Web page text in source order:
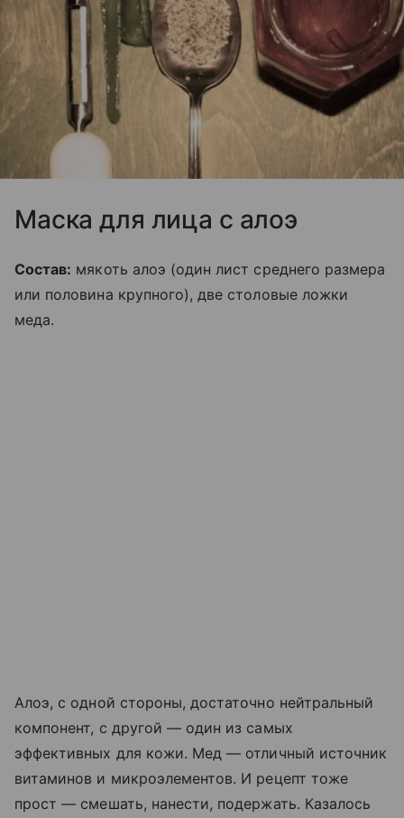
Маска для лица с алоэ
Состав: мякоть алоэ (один лист среднего размера
или половина крупного), две столовые ложки
меда.
Алоэ, с одной стороны, достаточно нейтральный
компонент, с другой — один из самых
эффективных для кожи. Мед — отличный источник
витаминов и микроэлементов. И рецепт тоже
прост — смешать, нанести, подержать. Казалось